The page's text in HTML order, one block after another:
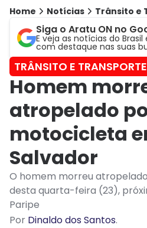
Home Notícias Trânsito e
Siga o Aratu ON no
E veja as notícias do Brasil
com destaque nas suas
TRÂNSITO E TRANSPORTE
Homem
atropelado
motocicleta
Salvador
O homem morreu
desta quarta-feira (23),
Paripe
Por Dinaldo dos Santos.